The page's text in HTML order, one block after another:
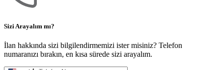
Sizi Arayalım mı?
İlan hakkında sizi bilgilendirmemizi ister misiniz? Telefon
numaranızı bırakın, en kısa sürede sizi arayalım.